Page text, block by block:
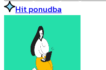
Hit ponudba